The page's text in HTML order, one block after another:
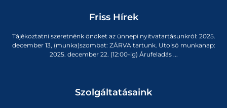
Friss Hírek
Tájékoztatni szeretnénk önöket az ünnepi nyitvatartásunkról: 2025.
december 13, (munka)szombat: ZÁRVA tartunk. Utolsó munkanap:
2025. december 22. (12:00-ig) Árufeladás ...
Szolgáltatásaink